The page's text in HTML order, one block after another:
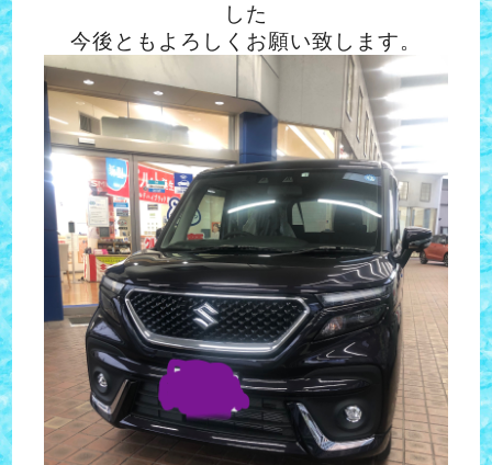
した
今後ともよろしくお願い致します。